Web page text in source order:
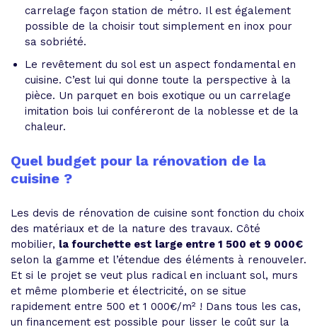
carrelage façon station de métro. Il est également
possible de la choisir tout simplement en inox pour
sa sobriété.
Le revêtement du sol est un aspect fondamental en
cuisine. C’est lui qui donne toute la perspective à la
pièce. Un parquet en bois exotique ou un carrelage
imitation bois lui conféreront de la noblesse et de la
chaleur.
Quel budget pour la rénovation de la
cuisine ?
Les devis de rénovation de cuisine sont fonction du choix
des matériaux et de la nature des travaux. Côté
mobilier, la fourchette est large entre 1 500 et 9 000€
selon la gamme et l’étendue des éléments à renouveler.
Et si le projet se veut plus radical en incluant sol, murs
et même plomberie et électricité, on se situe
rapidement entre 500 et 1 000€/m² ! Dans tous les cas,
un financement est possible pour lisser le coût sur la